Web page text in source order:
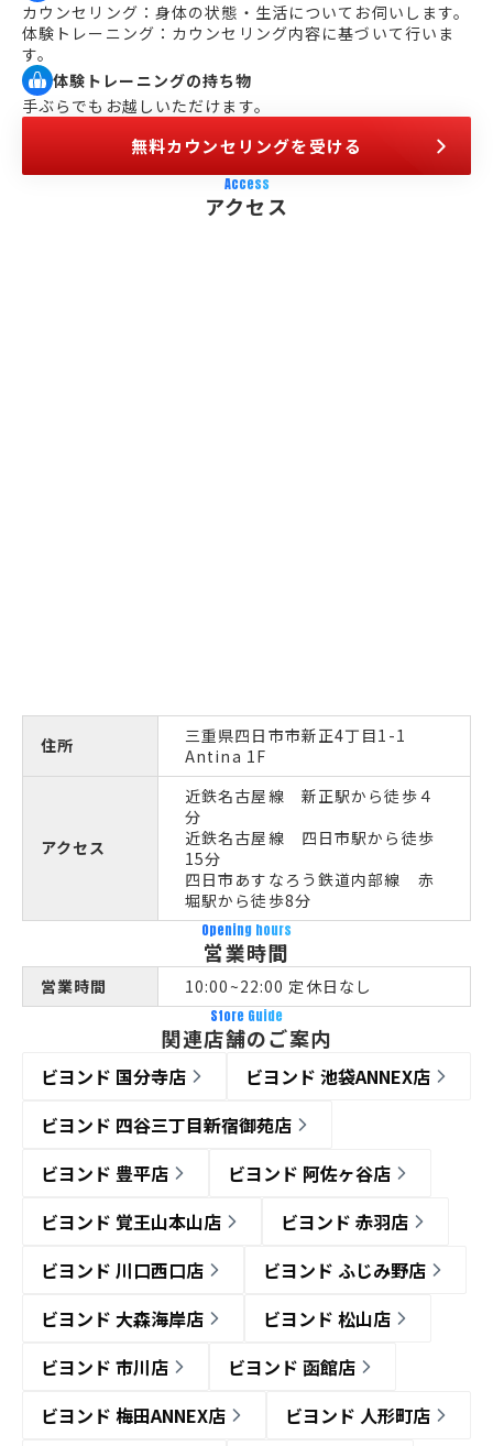
カウンセリング：身体の状態・生活についてお伺いします。
体験トレーニング：カウンセリング内容に基づいて行いま
す。
体験トレーニングの持ち物
手ぶらでもお越しいただけます。
無料カウンセリングを受ける
Access
アクセス
住所
三重県四日市市新正4丁目1-1
Antina 1F
アクセス
近鉄名古屋線 新正駅から徒歩４
分
近鉄名古屋線 四日市駅から徒歩
15分
四日市あすなろう鉄道内部線 赤
堀駅から徒歩8分
Opening hours
営業時間
営業時間 10:00~22:00 定休日なし
Store Guide
関連店舗のご案内
ビヨンド 国分寺店
ビヨンド 池袋ANNEX店
ビヨンド 四谷三丁目新宿御苑店
ビヨンド 豊平店
ビヨンド 阿佐ヶ谷店
ビヨンド 覚王山本山店
ビヨンド 赤羽店
ビヨンド 川口西口店
ビヨンド ふじみ野店
ビヨンド 大森海岸店
ビヨンド 松山店
ビヨンド 市川店
ビヨンド 函館店
ビヨンド 梅田ANNEX店
ビヨンド 人形町店